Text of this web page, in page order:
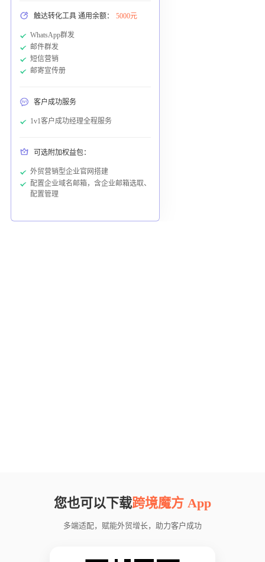
触达转化工具 通用余额： 5000元
WhatsApp群发
邮件群发
短信营销
邮寄宣传册
客户成功服务
1v1客户成功经理全程服务
可选附加权益包：
外贸营销型企业官网搭建
配置企业域名邮箱，含企业邮箱选取、
配置管理
您也可以下载跨境魔方 App
多端适配，赋能外贸增长，助力客户成功